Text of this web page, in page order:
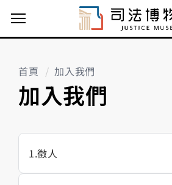
主選單案扭
首頁 加入我們
加入我們
1 徵人